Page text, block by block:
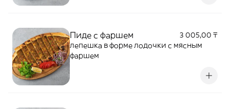
Пиде с фаршем
3 005,00 ₸
лепешка в форме лодочки с мясным
фаршем